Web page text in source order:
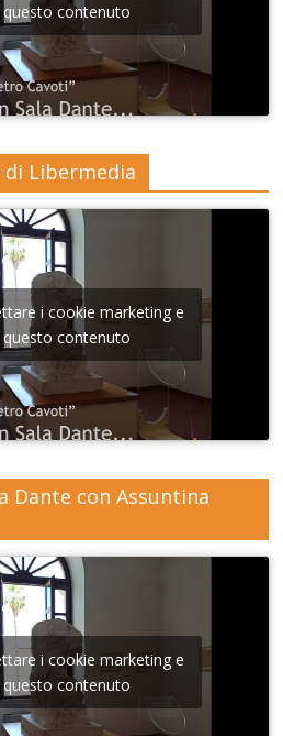
questo contenuto
di Libermedia
i cookie marketing e
questo contenuto
Dante con Assuntina
i cookie marketing e
questo contenuto